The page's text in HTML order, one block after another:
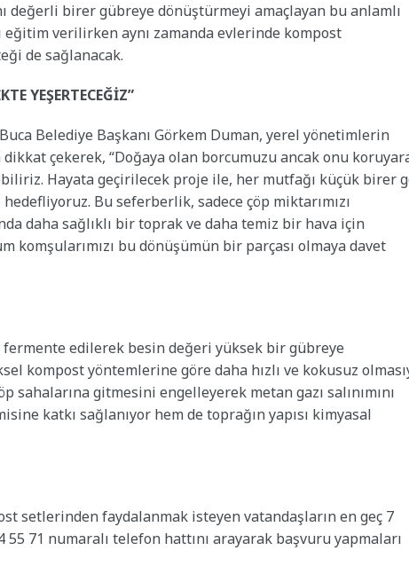
değerli birer gübreye dönüştürmeyi amaçlayan bu anlamlı
eğitim verilirken aynı zamanda evlerinde kompost
de sağlanacak.
YEŞERTECEĞİZ”
Belediye Başkanı Görkem Duman, yerel yönetimlerin
çekerek, “Doğaya olan borcumuzu ancak onu
Hayata geçirilecek proje ile, her mutfağı küçük birer
Bu seferberlik, sadece çöp miktarımızı
daha sağlıklı bir toprak ve daha temiz bir hava için
komşularımızı bu dönüşümün bir parçası olmaya davet
fermente edilerek besin değeri yüksek bir gübreye
kompost yöntemlerine göre daha hızlı ve kokusuz
sahalarına gitmesini engelleyerek metan gazı salınımını
katkı sağlanıyor hem de toprağın yapısı kimyasal
setlerinden faydalanmak isteyen vatandaşların en geç 7
71 numaralı telefon hattını arayarak başvuru yapmaları